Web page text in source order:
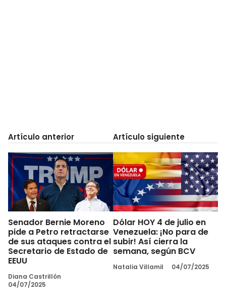
Artículo anterior
Senador Bernie Moreno
pide a Petro retractarse
de sus ataques contra el
Secretario de Estado de
EEUU
Diana Castrillón
04/07/2025
Artículo siguiente
Dólar HOY 4 de julio en
Venezuela: ¡No para de
subir! Así cierra la
semana, según BCV
Natalia Villamil 04/07/2025